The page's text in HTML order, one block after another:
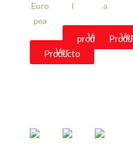
Euro
pea
Ver
Producto
l
Ver
producto
a